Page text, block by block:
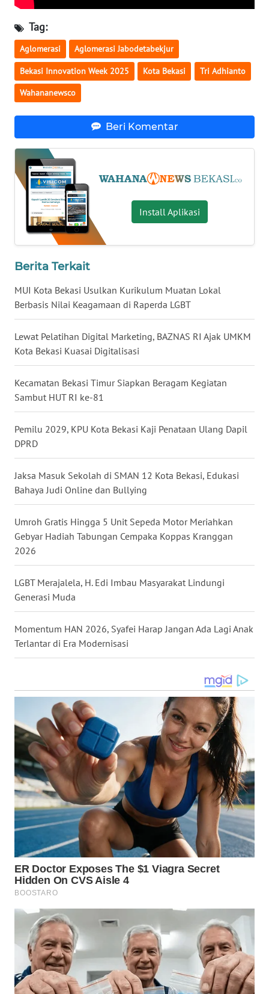
Tag:
Aglomerasi Aglomerasi Jabodetabekjur
Bekasi Innovation Week 2025 Kota Bekasi Tri Adhianto
Wahananewsco
Beri Komentar
Install Aplikasi
Berita Terkait
MUI Kota Bekasi Usulkan Kurikulum Muatan Lokal
Berbasis Nilai Keagamaan di Raperda LGBT
Lewat Pelatihan Digital Marketing, BAZNAS RI Ajak UMKM
Kota Bekasi Kuasai Digitalisasi
Kecamatan Bekasi Timur Siapkan Beragam Kegiatan
Sambut HUT RI ke-81
Pemilu 2029, KPU Kota Bekasi Kaji Penataan Ulang Dapil
DPRD
Jaksa Masuk Sekolah di SMAN 12 Kota Bekasi, Edukasi
Bahaya Judi Online dan Bullying
Umroh Gratis Hingga 5 Unit Sepeda Motor Meriahkan
Gebyar Hadiah Tabungan Cempaka Koppas Kranggan
2026
LGBT Merajalela, H. Edi Imbau Masyarakat Lindungi
Generasi Muda
Momentum HAN 2026, Syafei Harap Jangan Ada Lagi Anak
Terlantar di Era Modernisasi
WN
NUSANTARA
WN
JOGJA
WN
BALI
WN
KALBAR
KALTENG
KALTARA
WN
KALSEL
WN
KALTIM
WN
SULSEL
WN
GORONTALO
WN
SULUT
WN
MALUKU
WN
WN
TOBA
WN
NIAS
WN
LANGKAT
WN
TAPANULI
SELATAN
TANJUNG
LESUNG
WN
KARO